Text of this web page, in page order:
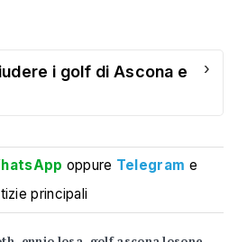
i golf di Ascona e
›
oppure Telegram e
principali